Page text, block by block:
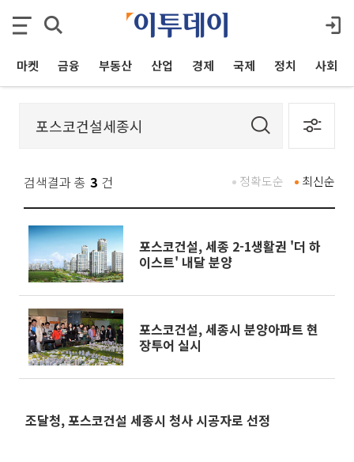
마켓 금융 부동산 산업 경제 국제 정치 사회
검색결과 총 3 건 최신순
정확도순
포스코건설, 세종 2-1생활권 '더 하
이스트' 내달 분양
포스코건설, 세종시 분양아파트 현
장투어 실시
조달청, 포스코건설 세종시 청사 시공자로 선정